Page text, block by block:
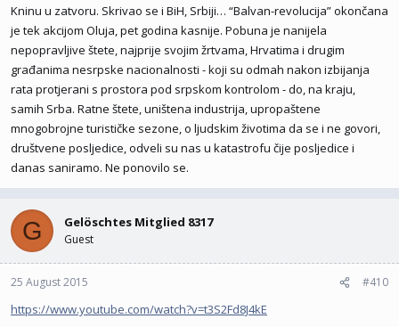
Kninu u zatvoru. Skrivao se i BiH, Srbiji… “Balvan-revolucija” okončana
je tek akcijom Oluja, pet godina kasnije. Pobuna je nanijela
nepopravljive štete, najprije svojim žrtvama, Hrvatima i drugim
građanima nesrpske nacionalnosti - koji su odmah nakon izbijanja
rata protjerani s prostora pod srpskom kontrolom - do, na kraju,
samih Srba. Ratne štete, uništena industrija, upropaštene
mnogobrojne turističke sezone, o ljudskim životima da se i ne govori,
društvene posljedice, odveli su nas u katastrofu čije posljedice i
danas saniramo. Ne ponovilo se.
G Gelöschtes Mitglied 8317
Guest
25 August 2015 #410
https://www.youtube.com/watch?v=t3S2Fd8J4kE